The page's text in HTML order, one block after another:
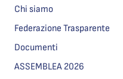
Chi siamo
Federazione Trasparente
Documenti
ASSEMBLEA 2026